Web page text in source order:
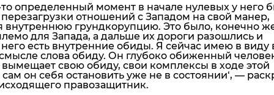
то определенный момент в начале нулевых у него
отношений с Западом на свой манер,
внутреннюю грундкорупцию. Это было, конечно
для Запада, а дальше их дороги разошлись и
него есть внутренние обиды. Я сейчас имею в виду
слова обиду. Он глубоко обиженный
свою обиду, свои комплексы в ходе этой
он себя остановить уже не в состоянии‘, —
правозащитник.